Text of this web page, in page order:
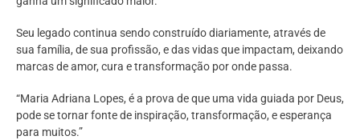
Seu legado continua sendo construído diariamente, através de
sua família, de sua profissão, e das vidas que impactam, deixando
marcas de amor, cura e transformação por onde passa.
“Maria Adriana Lopes, é a prova de que uma vida guiada por Deus,
pode se tornar fonte de inspiração, transformação, e esperança
para muitos.”